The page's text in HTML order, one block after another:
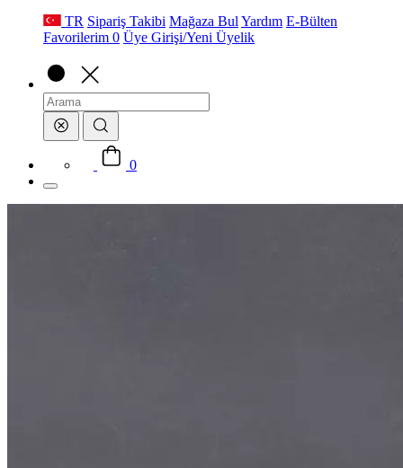
TR Sipariş Takibi Mağaza BulYardım E-Bülten
Favorilerim 0 Üye Girişi/Yeni Üyelik
Arama
0